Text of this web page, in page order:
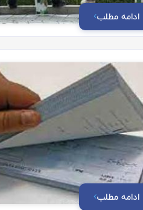
ادامه مطلب
ادامه مطلب